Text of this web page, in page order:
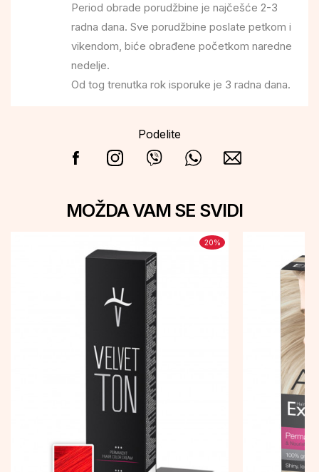
Period obrade porudžbine je najčešće 2-3
radna dana. Sve porudžbine poslate petkom i
vikendom, biće obrađene početkom naredne
nedelje.
Od tog trenutka rok isporuke je 3 radna dana.
Podelite
MOŽDA VAM SE SVIDI
20%